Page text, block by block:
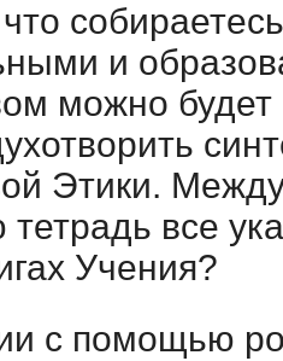
и
можно
Этики.
тетрадь все
Учения?
с помощью